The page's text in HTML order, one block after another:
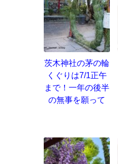
茨木神社の茅の輪
くぐりは7/1正午
まで！一年の後半
の無事を願って